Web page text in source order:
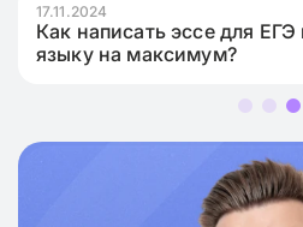
17.11.2024
Как написать эссе для
языку на максимум?